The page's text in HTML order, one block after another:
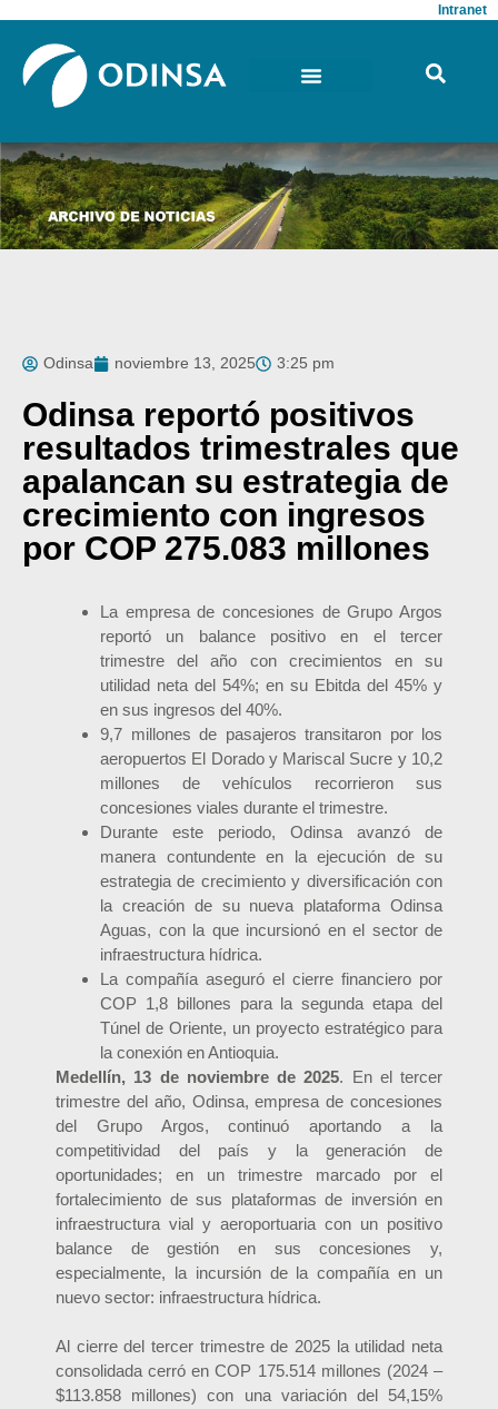
Intranet
Odinsa noviembre 13, 2025 3:25 pm
Odinsa reportó positivos
resultados trimestrales que
apalancan su estrategia de
crecimiento con ingresos
por COP 275.083 millones
La empresa de concesiones de Grupo Argos
reportó un balance positivo en el tercer
trimestre del año con crecimientos en su
utilidad neta del 54%; en su Ebitda del 45% y
en sus ingresos del 40%.
9,7 millones de pasajeros transitaron por los
aeropuertos El Dorado y Mariscal Sucre y 10,2
millones de vehículos recorrieron sus
concesiones viales durante el trimestre.
Durante este periodo, Odinsa avanzó de
manera contundente en la ejecución de su
estrategia de crecimiento y diversificación con
la creación de su nueva plataforma Odinsa
Aguas, con la que incursionó en el sector de
infraestructura hídrica.
La compañía aseguró el cierre financiero por
COP 1,8 billones para la segunda etapa del
Túnel de Oriente, un proyecto estratégico para
la conexión en Antioquia.
Medellín, 13 de noviembre de 2025. En el tercer
trimestre del año, Odinsa, empresa de concesiones
del Grupo Argos, continuó aportando a la
competitividad del país y la generación de
oportunidades; en un trimestre marcado por el
fortalecimiento de sus plataformas de inversión en
infraestructura vial y aeroportuaria con un positivo
balance de gestión en sus concesiones y,
especialmente, la incursión de la compañía en un
nuevo sector: infraestructura hídrica.
Al cierre del tercer trimestre de 2025 la utilidad neta
consolidada cerró en COP 175.514 millones (2024 –
$113.858 millones) con una variación del 54,15%